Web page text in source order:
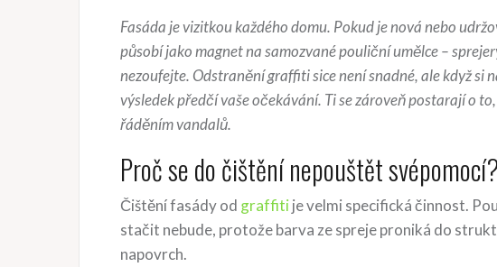
Fasáda je vizitkou každého domu. Pokud je nová nebo
působí jako magnet na samozvané pouliční umělce –
nezoufejte. Odstranění graffiti sice není snadné, ale když si
výsledek předčí vaše očekávání. Ti se zároveň postarají o
řáděním vandalů.
Proč se do čištění nepouštět
Čištění fasády od graffitije velmi specifická činnost.
stačit nebude, protože barva ze spreje proniká do
napovrch.